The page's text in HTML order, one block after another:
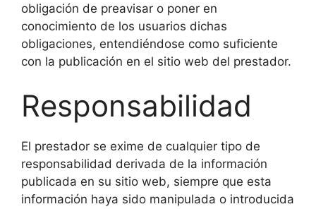
obligación de preavisar o poner en
conocimiento de los usuarios dichas
obligaciones, entendiéndose como suficiente
con la publicación en el sitio web del prestador.
Responsabilidad
El prestador se exime de cualquier tipo de
responsabilidad derivada de la información
publicada en su sitio web, siempre que esta
información haya sido manipulada o introducida